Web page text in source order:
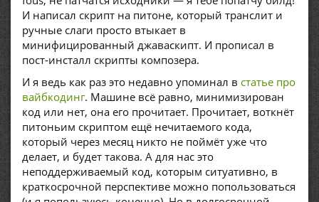
И написал скрипт на питоне, который транслит и
ручные слаги просто втыкает в
минифицированный джаваскипт. И прописал в
пост-инсталл скрипты композера.
И я ведь как раз это недавно упоминал в статье про
вайбкодинг. Машине всё равно, минимизирован
код или нет, она его прочитает. Прочитает, воткнёт
питоньим скриптом ещё нечитаемого кода,
который через месяц никто не поймёт уже что
делает, и будет такова. А для нас это
неподдерживаемый код, которым ситуативно, в
краткосрочной перспективе можно попользоваться